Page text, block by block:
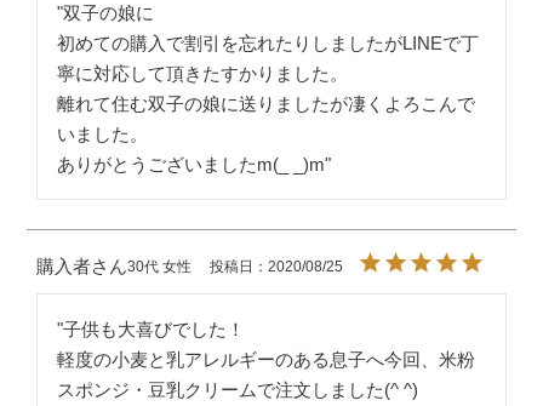
"双子の娘に
初めての購入で割引を忘れたりしましたがLINEで丁
寧に対応して頂きたすかりました。
離れて住む双子の娘に送りましたが凄くよろこんで
いました。
ありがとうございましたm(_ _)m"
購入者 30代 女性 投稿日 2020/08/25
"子供も大喜びでした！
軽度の小麦と乳アレルギーのある息子へ今回、米粉
スポンジ・豆乳クリームで注文しました(^ ^)